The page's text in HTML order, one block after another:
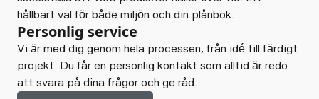
hållbart val för både miljön och din plånbok.
Personlig service
Vi är med dig genom hela processen, från idé till färdigt
projekt. Du får en personlig kontakt som alltid är redo
att svara på dina frågor och ge råd.